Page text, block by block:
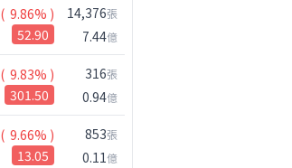
( 9.86% )
52.90
14,376張
7.44億
( 9.83% )
301.50
316張
0.94億
( 9.66% )
13.05
853張
0.11億